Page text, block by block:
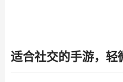
适合社交的手游，轻